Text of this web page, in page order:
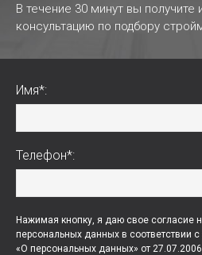
В течение 30 минут вы получите
консультацию по подбору
Имя*:
Телефон*:
Нажимая кнопку, я даю свое согласие
персональных данных в соответствии
«О персональных данных» от